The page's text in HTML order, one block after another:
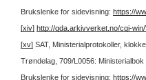
Brukslenke for sidevisning: https://
[xiv] http://gda.arkivverket.no/cgi-
[xv] SAT, Ministerialprotokoller,
Trøndelag, 709/L0056:
Brukslenke for sidevisning: https://